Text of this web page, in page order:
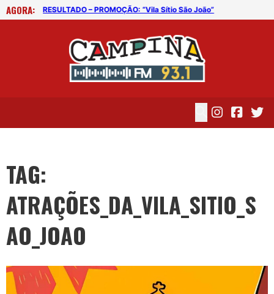
AGORA: RESULTADO – PROMOÇÃO: “Vila Sítio São João”
TAG:
ATRAÇÕES_DA_VILA_SITIO_S
AO_JOAO